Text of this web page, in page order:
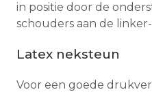
in positie door de
schouders aan de
Latex neksteun
Voor een goede